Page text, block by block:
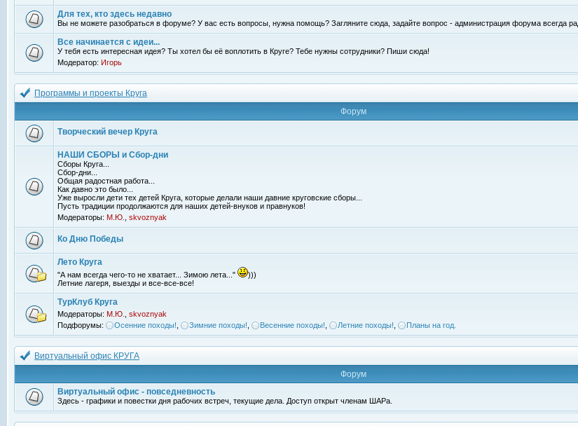
Для тех, кто здесь недавно
Вы не можете разобраться в форуме? У вас есть вопросы, нужна помощь? Загляните сюда, задайте вопрос - администрация форума всегда
Все начинается с идеи...
У тебя есть интересная идея? Ты хотел бы её воплотить в Круге? Тебе нужны сотрудники? Пиши сюда!
Модератор: Игорь
Программы и проекты Круга
Форум
Творческий вечер Круга
НАШИ СБОРЫ и Сбор-дни
Сборы Круга...
Сбор-дни...
Общая радостная работа...
Как давно это было...
Уже выросли дети тех детей Круга, которые делали наши давние круговские сборы...
Пусть традиции продолжаются для наших детей-внуков и правнуков!
Модераторы: М.Ю. skvoznyak
Ко Дню Победы
Лето Круга
"А нам всегда чего-то не хватает... Зимою лета..."
)))
Летние лагеря, выезды и все-все-все!
ТурКлуб Круга
Модераторы: М.Ю.
skvoznyak
Подфорумы:
Осенние походы! Зимние походы! Весенние походы! Летние походы! Планы на год.
Виртуальный офис КРУГА
Форум
Виртуальный офис - повседневность
Здесь - графики и повестки дня рабочих встреч, текущие дела. Доступ открыт членам ШАРа.